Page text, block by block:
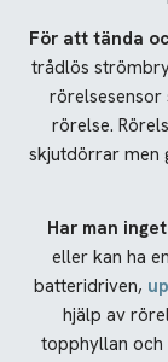
För att tända
trådlös
rörelsesensor
rörelse.
skjutdörrar men
Har man
eller kan ha
batteridriven,
hjälp av
topphyllan